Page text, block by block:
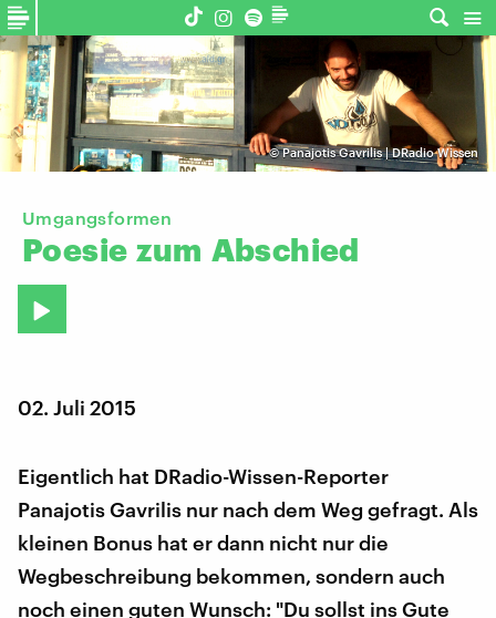
©Panajotis Gavrilis | DRadio Wissen
Umgangsformen
Poesie zum Abschied
02. Juli 2015
Eigentlich hat DRadio-Wissen-Reporter
Panajotis Gavrilis nur nach dem Weg gefragt. Als
kleinen Bonus hat er dann nicht nur die
Wegbeschreibung bekommen, sondern auch
noch einen guten Wunsch: "Du sollst ins Gute